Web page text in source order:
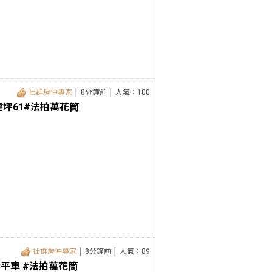
社群房仲專家 │ 8分鐘前 │ 人氣：100
61#法拍萬花筒
社群房仲專家 │ 8分鐘前 │ 人氣：89
車 #法拍萬花筒